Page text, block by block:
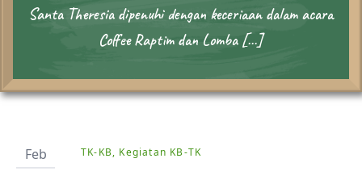
Santa Theresia dipenuhi dengan keceriaan dalam acara
Coffee Raptim dan Lomba […]
Feb TK-KB, Kegiatan KB-TK